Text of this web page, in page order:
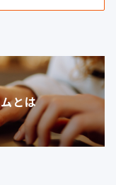
とは